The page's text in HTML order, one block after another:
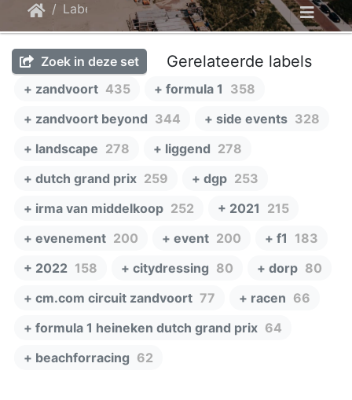
Label formule 1
Zoek in deze set Gerelateerde labels
+ zandvoort 435 + formula 1 358
+ zandvoort beyond 344 + side events 328
+ landscape 278 + liggend 278
+ dutch grand prix 259 + dgp 253
+ irma van middelkoop 252 + 2021 215
+ evenement 200 + event 200 + f1 183
+ 2022 158 + citydressing 80 + dorp 80
+ cm.com circuit zandvoort 77 + racen 66
+ formula 1 heineken dutch grand prix 64
+ beachforracing 62